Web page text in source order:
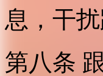
息，干
第八条